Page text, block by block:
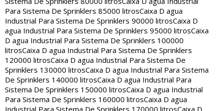
Para Sistema De Sprinklers 85000 litrosCaixa D agua
Industrial Para Sistema De Sprinklers 90000 litrosCaixa D
agua Industrial Para Sistema De Sprinklers 95000 litrosCaixa
D agua Industrial Para Sistema De Sprinklers 100000
litrosCaixa D agua Industrial Para Sistema De Sprinklers
120000 litrosCaixa D agua Industrial Para Sistema De
Sprinklers 130000 litrosCaixa D agua Industrial Para Sistema
De Sprinklers 140000 litrosCaixa D agua Industrial Para
Sistema De Sprinklers 150000 litrosCaixa D agua Industrial
Para Sistema De Sprinklers 160000 litrosCaixa D agua